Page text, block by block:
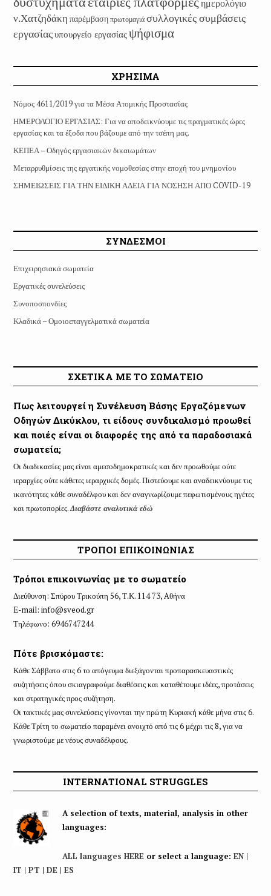
ημερολόγιο
ν.Χατζηδάκη παρέμβαση πρωτομαγιά συλλογικές συμβάσεις
εργασίαςυπουργείο εργασίαςψήφισμα
ΧΡΗΣΙΜΑ
Νόμος 4611/2019 για τα Μέσα Ατομικής Προστασίας
ΗΜΕΡΟΛΟΓΙΟ ΕΡΓΑΣΙΑΣ: Για να αποδεικνύουμε τις πραγματικές ώρες
εργασίας και τα έξοδα που βάζουμε από την τσέπη μας.
ΚΕΠΕΑ – Οδηγός εργασιακών δικαιωμάτων
Μεταρρυθμίσεις της εργατικής νομοθεσίας στην εποχή του μνημονίου
ΣΗΜΕΙΩΣΕΙΣ ΓΙΑ ΤΗΝ ΕΙΔΙΚΗ ΑΔΕΙΑ ΓΙΑ ΝΟΣΗΣΗ ΑΠΟ COVID-19
ΣΥΝΔΕΣΜΟΙ
Επιχειρησιακά σωματεία
Εργατικές συνελεύσεις
Συνοποσπονδίες
Κλαδικά – Ομοιοεπαγγελματικά σωματεία
ΣΧΕΤΙΚΑ ΜΕ ΤΟ ΣΩΜΑΤΕΙΟ
Πως λειτουργεί η Συνέλευση Βάσης Εργαζόμενων
Οδηγών Δικύκλου, τι είδους συνδικαλισμό προωθεί
και ποιές είναι οι διαφορές της από τα παραδοσιακά
σωματεία;
Οι διαδικασίες μας είναι αμεσοδημοκρατικές και δεν προωθούμε ούτε
ιεραρχίες ούτε κάθετες ιεραρχικές δομές. Πιστεύουμε και αναδεικνύουμε τις
ικανότητες κάθε συναδέλφου και δεν αναγνωρίζουμε πεφωτισμένους ηγέτες
και πρωτοπορίες.Διαβάστε αναλυτικά εδώ
ΤΡΟΠΟΙ ΕΠΙΚΟΙΝΩΝΙΑΣ
Τρόποι επικοινωνίας με το σωματείο
Διεύθυνση: Σπύρου Τρικούπη 56, Τ.Κ. 114 73, Aθήνα
E-mail: info@sveod.gr
Τηλέφωνο: 6946747244
Πότε βρισκόμαστε:
Κάθε Σάββατο στις 6 το απόγευμα διεξάγονται προπαρασκευαστικές
συζητήσεις όπου σκιαγραφούμε διαθέσεις και καταθέτουμε ιδέες, προτάσεις
και στρατηγικές προς συζήτηση.
Οι τακτικές μας συνελεύσεις γίνονται την πρώτη Κυριακή κάθε μήνα στις 6.
Κάθε Τρίτη το σωματείο παραμένει ανοιχτό από τις 6 μέχρι τις 8, για να
γνωριστούμε με νέους συναδέλφους.
INTERNATIONAL STRUGGLES
A selection of texts, material, analysis in other
languages:
ALL languages HEREor select a language: EN|
IT | PT | DE | ES